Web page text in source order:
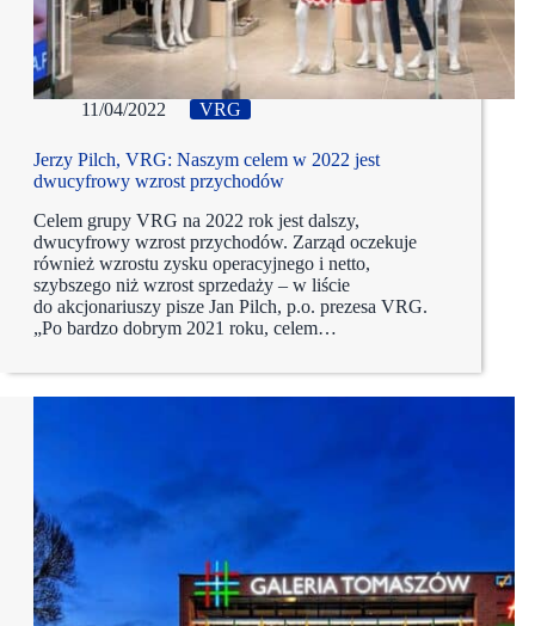
11/04/2022 VRG
Jerzy Pilch, VRG: Naszym celem w 2022 jest
dwucyfrowy wzrost przychodów
Celem grupy VRG na 2022 rok jest dalszy,
dwucyfrowy wzrost przychodów. Zarząd oczekuje
również wzrostu zysku operacyjnego i netto,
szybszego niż wzrost sprzedaży – w liście
do akcjonariuszy pisze Jan Pilch, p.o. prezesa VRG.
„Po bardzo dobrym 2021 roku, celem…